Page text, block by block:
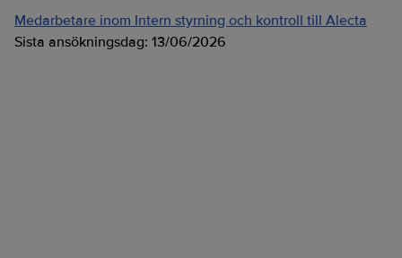
Medarbetare inom Intern styrning och kontroll till Alecta
Sista ansökningsdag: 13/06/2026